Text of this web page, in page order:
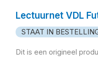
Lectuurnet VDL
STAAT IN
Dit is een origineel